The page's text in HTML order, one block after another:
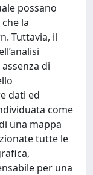
possano
la
Tuttavia, il
di
dati ed
come
una mappa
tutte le
per una